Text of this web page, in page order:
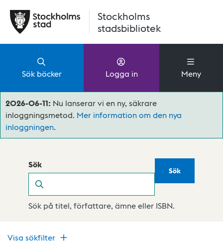
Stockholms
stadsbibliotek
Sök böcker Logga in Meny
2026-06-11: Nu lanserar vi en ny, säkrare
inloggningsmetod. Mer information om den nya
inloggningen.
Sök
Sök
Sök på titel, författare, ämne eller ISBN.
Visa sökfilter